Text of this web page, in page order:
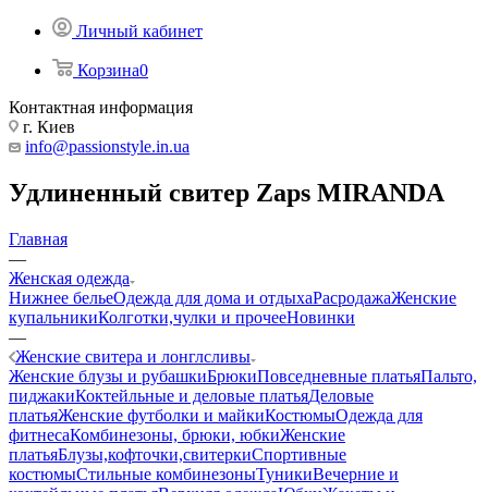
Личный кабинет
Корзина0
Контактная информация
г. Киев
info@passionstyle.in.ua
Удлиненный свитер Zaps MIRANDA
Главная
—
Женская одежда
Нижнее бельеОдежда для дома и отдыхаРасродажаЖенские
купальникиКолготки,чулки и прочееНовинки
—
Женские свитера и лонглсливы
Женские блузы и рубашкиБрюкиПовседневные платьяПальто,
пиджакиКоктейльные и деловые платьяДеловые
платьяЖенские футболки и майкиКостюмыОдежда для
фитнесаКомбинезоны, брюки, юбкиЖенские
платьяБлузы,кофточки,свитеркиСпортивные
костюмыСтильные комбинезоныТуникиВечерние и